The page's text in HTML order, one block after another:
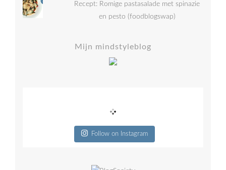
Recept: Romige pastasalade met spinazie
en pesto (foodblogswap)
Mijn mindstyleblog
Follow on Instagram